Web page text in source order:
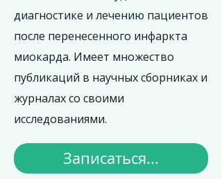
диагностике и лечению пациентов
после перенесенного инфаркта
миокарда. Имеет множество
публикаций в научных сборниках и
журналах со своими
исследованиями.
Записаться...